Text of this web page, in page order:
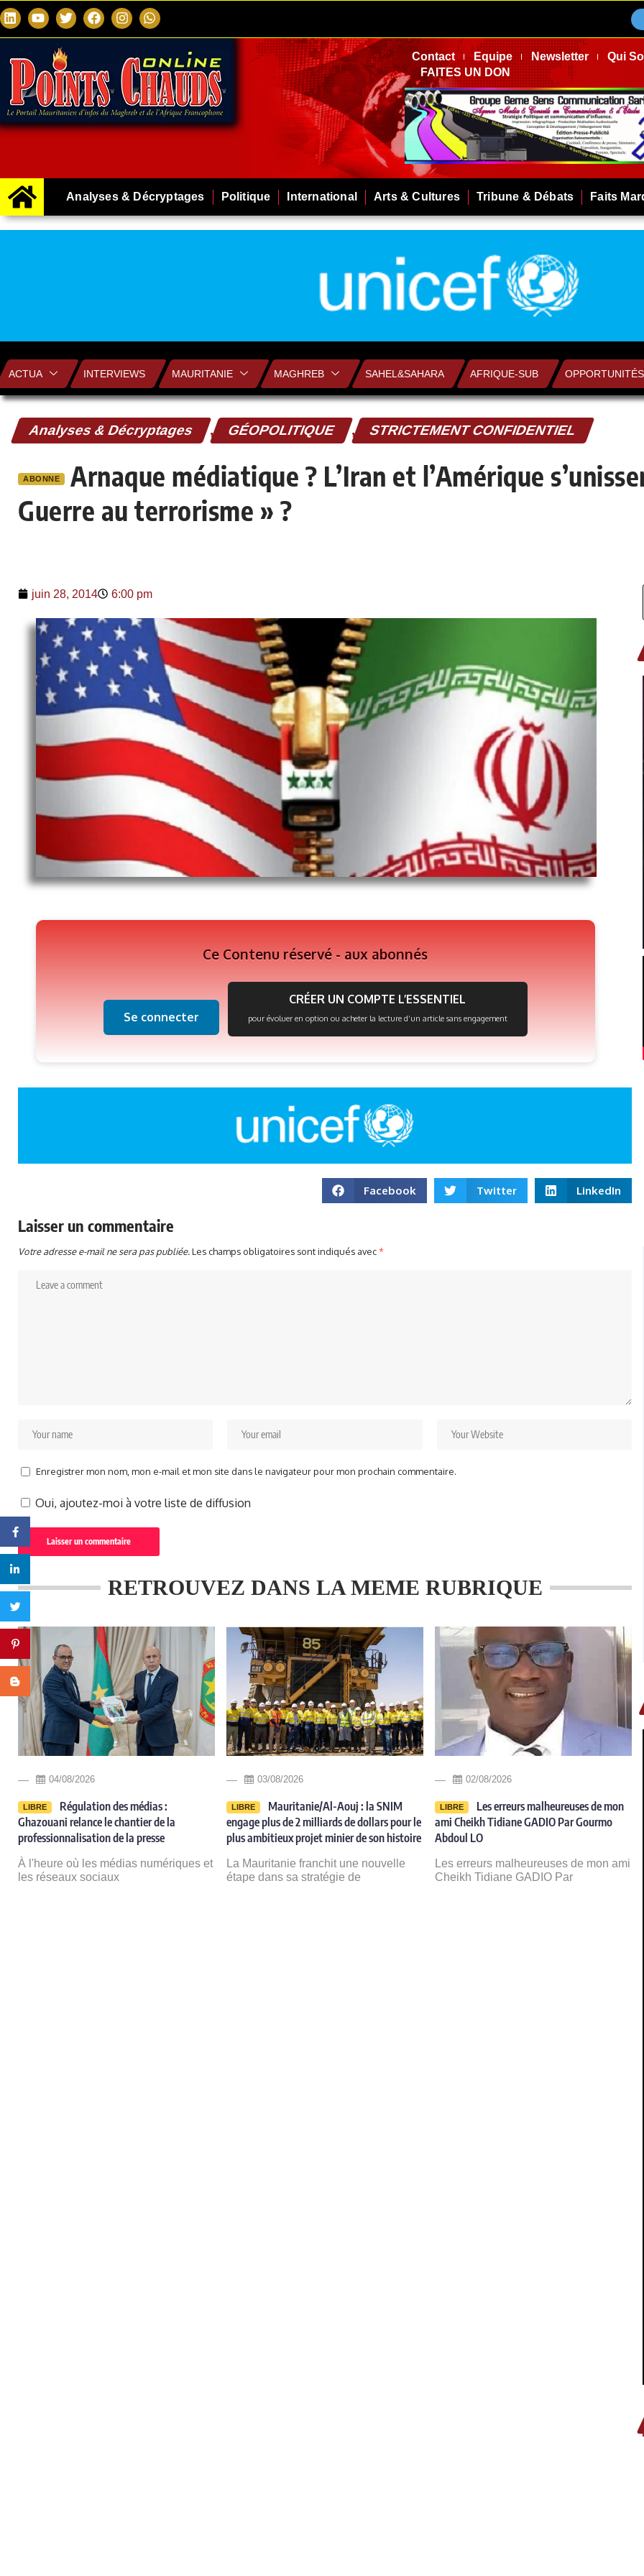
Contact Equipe Newsletter Qui
FAITES UN DON
Analyses & Décryptages Politique International Arts & Cultures Tribune & Débats Faits
ACTUA INTERVIEWS MAURITANIE MAGHREB SAHEL&SAHARA AFRIQUE-SUB
Analyses & Décryptages , GÉOPOLITIQUE , STRICTEMENT CONFIDENTIEL
ABONNE
Arnaque médiatique ? L’Iran et l’Amérique
Guerre au terrorisme » ?
juin 28, 2014 6:00 pm
Pinterest
Blogger
Ce Contenu réservé - aux abonnés
Se connecter
CRÉER UN COMPTE L’ESSENTIEL
pour évoluer en option ou acheter la lecture d’un article sans engagement
Facebook Twitter LinkedIn
Laisser un commentaire
Votre adresse e-mail ne sera pas publiée.Les champs obligatoires sont indiqués avec*
Enregistrer mon nom, mon e-mail et mon site dans le navigateur pour mon prochain commentaire.
Oui, ajoutez-moi à votre liste de diffusion
RETROUVEZ DANS LA MEME RUBRIQUE
04/08/2026
LIBRE
Régulation des médias :
Ghazouani relance le chantier de la
professionnalisation de la presse
À l'heure où les médias numériques et
les réseaux sociaux
03/08/2026
LIBRE
Mauritanie/Al-Aouj : la SNIM
engage plus de 2 milliards de dollars pour le
plus ambitieux projet minier de son histoire
La Mauritanie franchit une nouvelle
étape dans sa stratégie de
02/08/2026
LIBRE
Les erreurs malheureuses de mon
ami Cheikh Tidiane GADIO Par Gourmo
Abdoul LO
Les erreurs malheureuses de mon ami
Cheikh Tidiane GADIO Par